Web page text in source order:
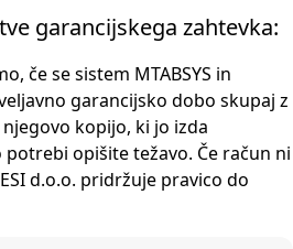
garancijskega zahtevka:
če se sistem MTABSYS in
garancijsko dobo skupaj z
kopijo, ki jo izda
potrebi opišite težavo. Če račun ni
d.o.o. pridržuje pravico do